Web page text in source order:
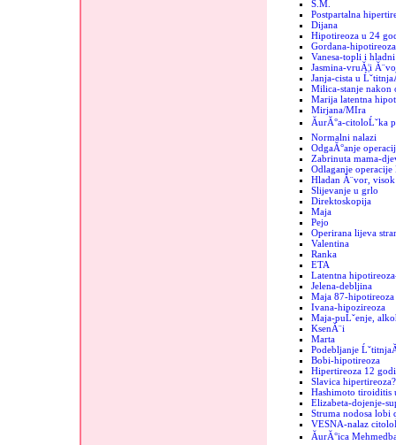
S.M.
Postpartalna
Dijana
Hipotireoza u 24
Gordana-hipotireoza
Vanesa-topli i
Jasmina-vruĂ¦i
Janja-cista u
Milica-stanje nakon
Marija latentna
Mirjana/MIra
ĂurĂ°a-citoloĹˇka
Normalni nalazi
OdgaĂ°anje
Zabrinuta mama-
Odlaganje
Hladan Ă¨vor,
Slijevanje u grlo
Direktoskopija
Maja
Pejo
Operirana lijeva
Valentina
Ranka
ETA
Latentna
Jelena-debljina
Maja 87-hipotireoza
Ivana-hipozireoza
Maja-puĹˇenje,
KsenĂ¨i
Marta
Podebljanje
Bobi-hipotireoza
Hipertireoza 12
Slavica hipertireoza?
Hashimoto tiroiditis
Elizabeta-dojenje-
Struma nodosa lobi
VESNA-nalaz
ĂurĂ°ica